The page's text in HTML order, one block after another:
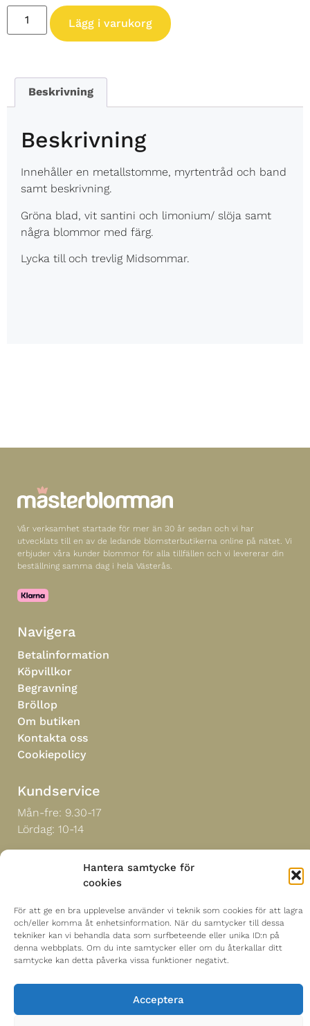
Hantera samtycke för
cookies
För att ge en bra upplevelse använder vi teknik som cookies för att lagra
och/eller komma åt enhetsinformation. När du samtycker till dessa
tekniker kan vi behandla data som surfbeteende eller unika ID:n på
denna webbplats. Om du inte samtycker eller om du återkallar ditt
samtycke kan detta påverka vissa funktioner negativt.
Acceptera
Lägg i varukorg
Beskrivning
Beskrivning
Innehåller en metallstomme, myrtentråd och band
samt beskrivning.
Gröna blad, vit santini och limonium/ slöja samt
några blommor med färg.
Lycka till och trevlig Midsommar.
Vår verksamhet startade för mer än 30 år sedan och vi har
utvecklats till en av de ledande blomsterbutikerna online på nätet. Vi
erbjuder våra kunder blommor för alla tillfällen och vi levererar din
beställning samma dag i hela Västerås.
Navigera
Betalinformation
Köpvillkor
Begravning
Bröllop
Om butiken
Kontakta oss
Cookiepolicy
Kundservice
Mån-fre: 9.30-17
Lördag: 10-14
Mästerblomman i Sverige AB
Sturegatan 18
722 13 Västerås